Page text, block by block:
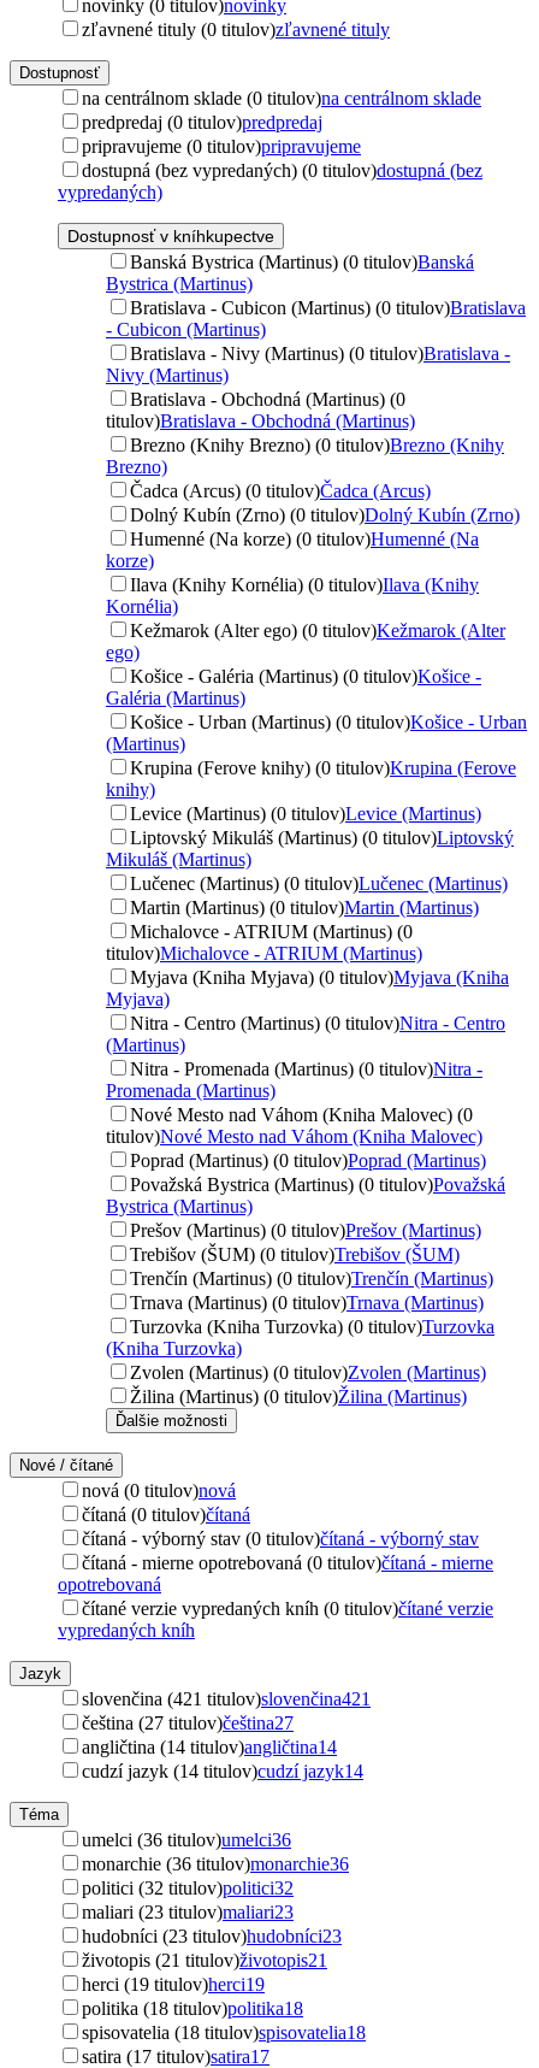
novinky (0 titulov)novinky
zľavnené tituly (0 titulov)zľavnené tituly
Dostupnosť
na centrálnom sklade (0 titulov)na centrálnom sklade
predpredaj (0 titulov)predpredaj
pripravujeme (0 titulov)pripravujeme
dostupná (bez vypredaných) (0 titulov)dostupná (bez
vypredaných)
Dostupnosť v kníhkupectve
Banská Bystrica (Martinus) (0 titulov)Banská
Bystrica (Martinus)
Bratislava - Cubicon (Martinus) (0 titulov)Bratislava
- Cubicon (Martinus)
Bratislava - Nivy (Martinus) (0 titulov)Bratislava -
Nivy (Martinus)
Bratislava - Obchodná (Martinus) (0
titulov)Bratislava - Obchodná (Martinus)
Brezno (Knihy Brezno) (0 titulov)Brezno (Knihy
Brezno)
Čadca (Arcus) (0 titulov)Čadca (Arcus)
Dolný Kubín (Zrno) (0 titulov)Dolný Kubín (Zrno)
Humenné (Na korze) (0 titulov)Humenné (Na
korze)
Ilava (Knihy Kornélia) (0 titulov)Ilava (Knihy
Kornélia)
Kežmarok (Alter ego) (0 titulov)Kežmarok (Alter
ego)
Košice - Galéria (Martinus) (0 titulov)Košice -
Galéria (Martinus)
Košice - Urban (Martinus) (0 titulov)Košice - Urban
(Martinus)
Krupina (Ferove knihy) (0 titulov)Krupina (Ferove
knihy)
Levice (Martinus) (0 titulov)Levice (Martinus)
Liptovský Mikuláš (Martinus) (0 titulov)Liptovský
Mikuláš (Martinus)
Lučenec (Martinus) (0 titulov)Lučenec (Martinus)
Martin (Martinus) (0 titulov)Martin (Martinus)
Michalovce - ATRIUM (Martinus) (0
titulov)Michalovce - ATRIUM (Martinus)
Myjava (Kniha Myjava) (0 titulov)Myjava (Kniha
Myjava)
Nitra - Centro (Martinus) (0 titulov)Nitra - Centro
(Martinus)
Nitra - Promenada (Martinus) (0 titulov)Nitra -
Promenada (Martinus)
Nové Mesto nad Váhom (Kniha Malovec) (0
titulov)Nové Mesto nad Váhom (Kniha Malovec)
Poprad (Martinus) (0 titulov)Poprad (Martinus)
Považská Bystrica (Martinus) (0 titulov)Považská
Bystrica (Martinus)
Prešov (Martinus) (0 titulov)Prešov (Martinus)
Trebišov (ŠUM) (0 titulov)Trebišov (ŠUM)
Trenčín (Martinus) (0 titulov)Trenčín (Martinus)
Trnava (Martinus) (0 titulov)Trnava (Martinus)
Turzovka (Kniha Turzovka) (0 titulov)Turzovka
(Kniha Turzovka)
Zvolen (Martinus) (0 titulov)Zvolen (Martinus)
Žilina (Martinus) (0 titulov)Žilina (Martinus)
Ďalšie možnosti
Nové / čítané
nová (0 titulov)nová
čítaná (0 titulov)čítaná
čítaná - výborný stav (0 titulov)čítaná - výborný stav
čítaná - mierne opotrebovaná (0 titulov)čítaná - mierne
opotrebovaná
čítané verzie vypredaných kníh (0 titulov)čítané verzie
vypredaných kníh
Jazyk
slovenčina (421 titulov)slovenčina421
čeština (27 titulov)čeština27
angličtina (14 titulov)angličtina14
cudzí jazyk (14 titulov)cudzí jazyk14
Téma
umelci (36 titulov)umelci36
monarchie (36 titulov)monarchie36
politici (32 titulov)politici32
maliari (23 titulov)maliari23
hudobníci (23 titulov)hudobníci23
životopis (21 titulov)životopis21
herci (19 titulov)herci19
politika (18 titulov)politika18
spisovatelia (18 titulov)spisovatelia18
satira (17 titulov)satira17